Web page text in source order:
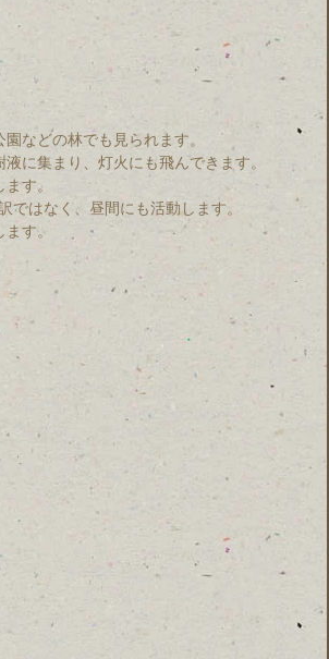
などの林でも見られます。
に集まり、灯火にも飛んできます。
す。
ではなく、昼間にも活動します。
す。